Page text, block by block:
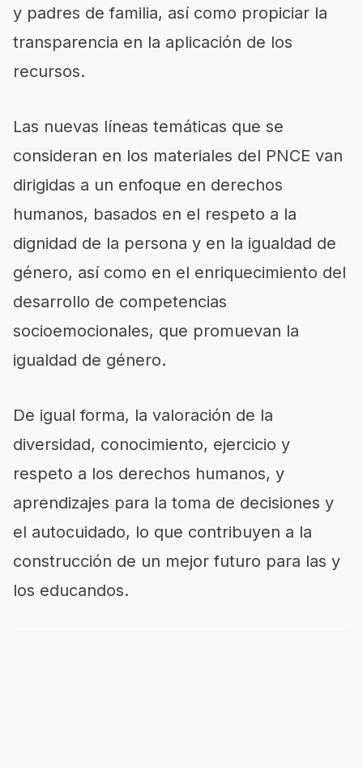
y padres de familia, así como propiciar la
transparencia en la aplicación de los
recursos.
Las nuevas líneas temáticas que se
consideran en los materiales del PNCE van
dirigidas a un enfoque en derechos
humanos, basados en el respeto a la
dignidad de la persona y en la igualdad de
género, así como en el enriquecimiento del
desarrollo de competencias
socioemocionales, que promuevan la
igualdad de género.
De igual forma, la valoración de la
diversidad, conocimiento, ejercicio y
respeto a los derechos humanos, y
aprendizajes para la toma de decisiones y
el autocuidado, lo que contribuyen a la
construcción de un mejorfuturo para las y
los educandos.